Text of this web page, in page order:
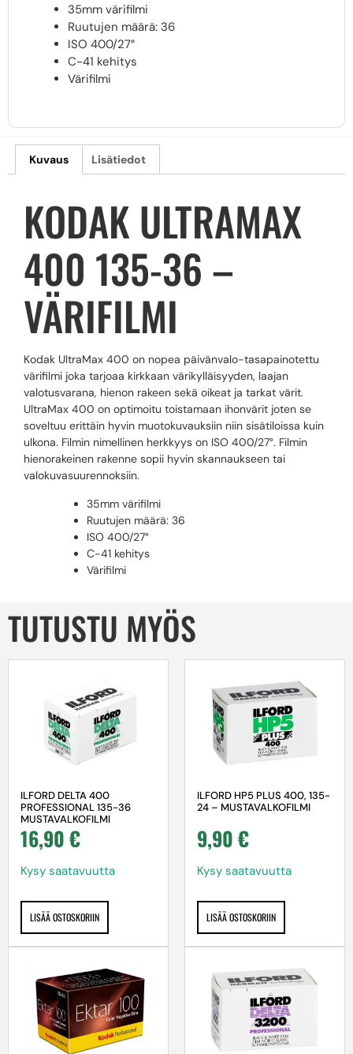
35mm värifilmi
Ruutujen määrä: 36
ISO 400/27°
C-41 kehitys
Värifilmi
Kuvaus Lisätiedot
KODAK ULTRAMAX
400 135-36 –
VÄRIFILMI
Kodak UltraMax 400 on nopea päivänvalo-tasapainotettu
värifilmi joka tarjoaa kirkkaan värikylläisyyden, laajan
valotusvarana, hienon rakeen sekä oikeat ja tarkat värit.
UltraMax 400 on optimoitu toistamaan ihonvärit joten se
soveltuu erittäin hyvin muotokuvauksiin niin sisätiloissa kuin
ulkona. Filmin nimellinen herkkyys on ISO 400/27°. Filmin
hienorakeinen rakenne sopii hyvin skannaukseen tai
valokuvasuurennoksiin.
35mm värifilmi
Ruutujen määrä: 36
ISO 400/27°
C-41 kehitys
Värifilmi
TUTUSTU MYÖS
ILFORD DELTA 400
PROFESSIONAL 135-36
MUSTAVALKOFILMI
16,90€
Kysy saatavuutta
LISÄÄ OSTOSKORIIN
ILFORD HP5 PLUS 400, 135-
24 – MUSTAVALKOFILMI
9,90€
Kysy saatavuutta
LISÄÄ OSTOSKORIIN